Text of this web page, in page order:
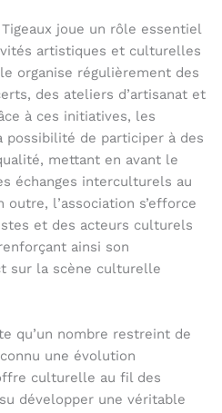
joue un rôle essentiel
artistiques et culturelles
organise régulièrement des
des ateliers d’artisanat et
à ces initiatives, les
possibilité de participer à des
mettant en avant le
échanges interculturels au
l’association s’efforce
et des acteurs culturels
ainsi son
sur la scène culturelle
qu’un nombre restreint de
une évolution
culturelle au fil des
développer une véritable